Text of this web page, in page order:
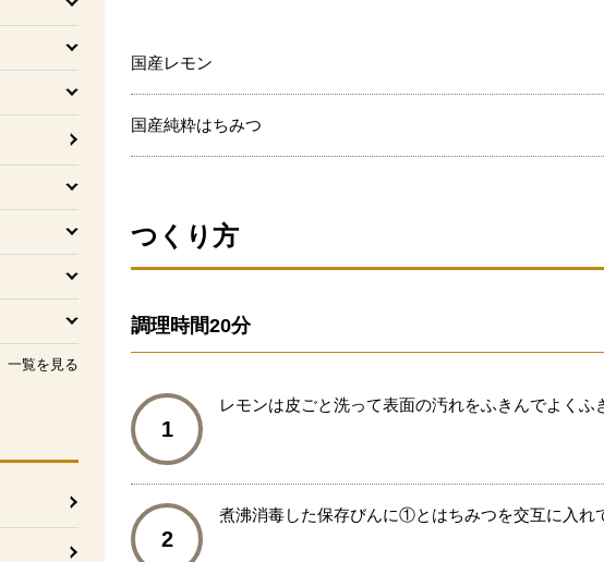
一覧を見る
国産レモン
国産純粋はちみつ
つくり方
調理時間20分
1
レモンは皮ごと洗って表面の汚れをふきんでよくふ
2
煮沸消毒した保存びんに①とはちみつを交互に入れ